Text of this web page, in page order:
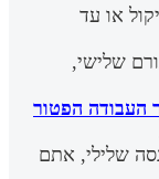
או עד
שלישי,
העבודה הפטור
שלילי, אתם